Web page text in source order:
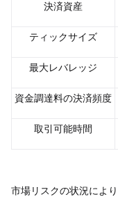
決済資産
ティックサイズ
最大レバレッジ
資金調達料の決済頻度
取引可能時間
市場リスクの状況によ